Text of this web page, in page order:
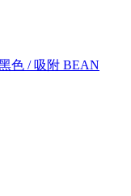
色 / 吸附 BEAN